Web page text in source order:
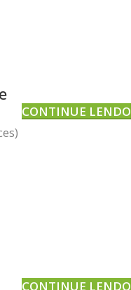
CONTINUE LENDO
CONTINUE LENDO